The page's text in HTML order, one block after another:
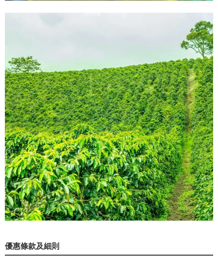
優惠條款及細則